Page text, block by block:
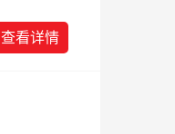
查看详情